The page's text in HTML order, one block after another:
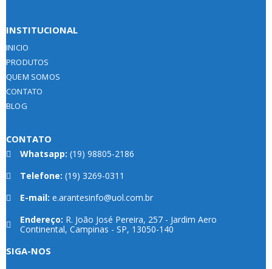
INSTITUCIONAL
INICIO
PRODUTOS
QUEM SOMOS
CONTATO
BLOG
CONTATO
Whatsapp: (19) 98805-2186
Telefone: (19) 3269-0311
E-mail: e.arantesinfo@uol.com.br
Endereço: R. João José Pereira, 257 - Jardim Aero
Continental, Campinas - SP, 13050-140
SIGA-NOS